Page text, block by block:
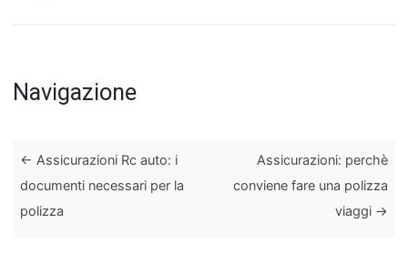
Navigazione
← Assicurazioni Rc auto: i
documenti necessari per la
polizza
Assicurazioni: perchè
conviene fare una polizza
viaggi →